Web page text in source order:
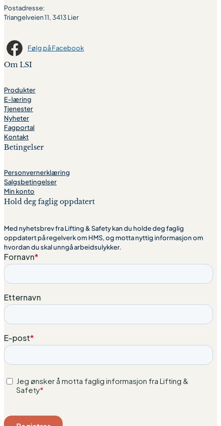
Postadresse:
Triangelveien 11, 3413 Lier
Følg på Facebook
Om LSI
Produkter
E-læring
Tjenester
Nyheter
Fagportal
Kontakt
Betingelser
Personvernerklæring
Salgsbetingelser
Min konto
Hold deg faglig oppdatert
Med nyhetsbrev fra Lifting & Safety kan du holde deg faglig
oppdatert på regelverk om HMS, og motta nyttig informasjon om
hvordan du skal unngå arbeidsulykker.